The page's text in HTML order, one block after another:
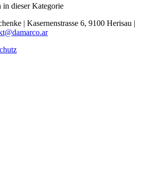
in dieser Kategorie
| Kasernenstrasse 6, 9100 Herisau |